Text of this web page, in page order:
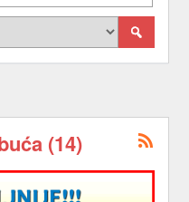
(14)